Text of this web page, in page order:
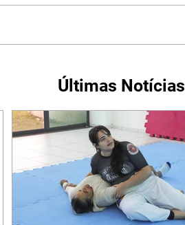
Últimas Notícias